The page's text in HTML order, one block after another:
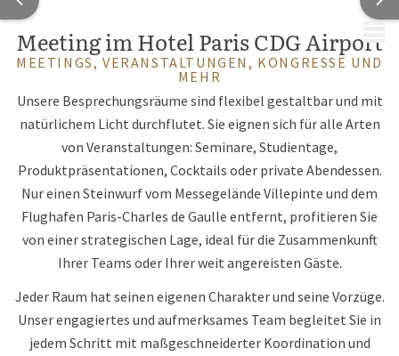
Meeting im Hotel Paris CDG Airport
MEETINGS, VERANSTALTUNGEN, KONGRESSE UND
MEHR
Unsere Besprechungsräume sind flexibel gestaltbar und mit
natürlichem Licht durchflutet. Sie eignen sich für alle Arten
von Veranstaltungen: Seminare, Studientage,
Produktpräsentationen, Cocktails oder private Abendessen.
Nur einen Steinwurf vom Messegelände Villepinte und dem
Flughafen Paris-Charles de Gaulle entfernt, profitieren Sie
von einer strategischen Lage, ideal für die Zusammenkunft
Ihrer Teams oder Ihrer weit angereisten Gäste.
Jeder Raum hat seinen eigenen Charakter und seine Vorzüge.
Unser engagiertes und aufmerksames Team begleitet Sie in
jedem Schritt mit maßgeschneiderter Koordination und